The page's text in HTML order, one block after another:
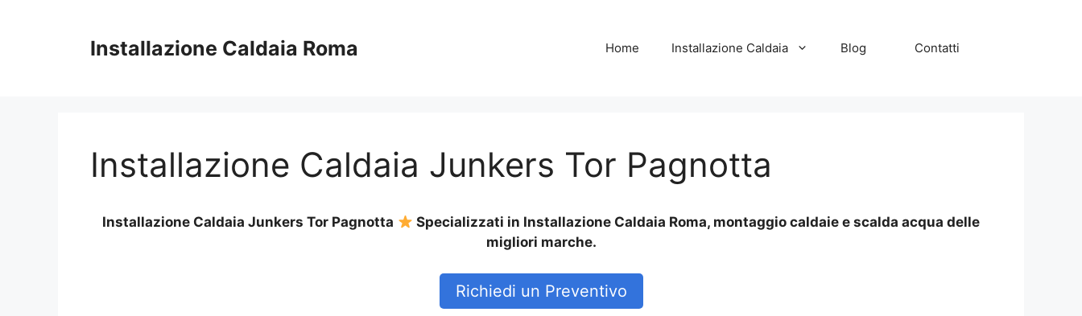
Installazione Caldaia Roma Home Installazione Caldaia Blog Contatti
Installazione Caldaia Junkers Tor Pagnotta
Installazione Caldaia Junkers Tor Pagnotta
Specializzati in Installazione Caldaia Roma, montaggio caldaie e scalda acqua delle
migliori marche.
Richiedi un Preventivo